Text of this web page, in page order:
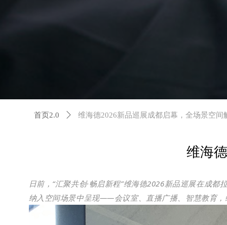
维海
首页2.0 ꄲ 维海德2026新品巡展成都启幕，全场景空间
日前，“汇聚共创·畅启新程”维海德2026新品巡展在成都
纳入空间场景中呈现——会议室、直播广播、智慧教育